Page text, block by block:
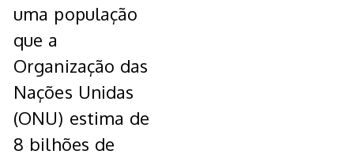
uma população
que a
Organização das
Nações Unidas
(ONU) estima de
8 bilhões de